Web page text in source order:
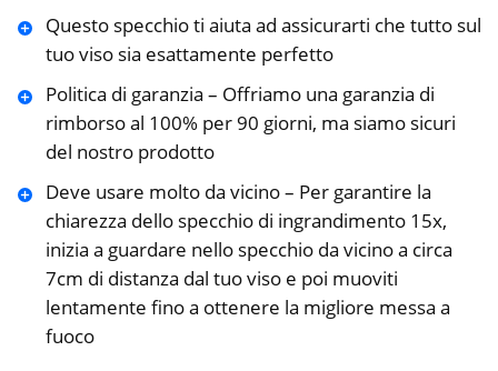
Questo specchio ti aiuta ad assicurarti che tutto sul
tuo viso sia esattamente perfetto
Politica di garanzia – Offriamo una garanzia di
rimborso al 100% per 90 giorni, ma siamo sicuri
del nostro prodotto
Deve usare molto da vicino – Per garantire la
chiarezza dello specchio di ingrandimento 15x,
inizia a guardare nello specchio da vicino a circa
7cm di distanza dal tuo viso e poi muoviti
lentamente fino a ottenere la migliore messa a
fuoco